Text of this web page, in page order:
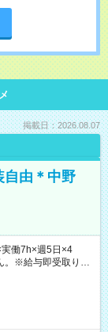
掲載日：2026.08.07
自由＊中野
働7h×週5日×4
。※給与即受取りサ